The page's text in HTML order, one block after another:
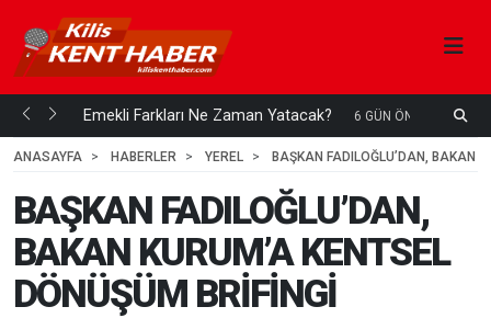
mi... Emekli Farkları Ne Zaman Yatacak? 6 GÜN ÖNCE
ANASAYFA
HABERLER YEREL BAŞKAN FADILOĞLU’DAN, BAKAN
BAŞKAN FADILOĞLU’DAN,
BAKAN KURUM’A KENTSEL
DÖNÜŞÜM BRİFİNGİ